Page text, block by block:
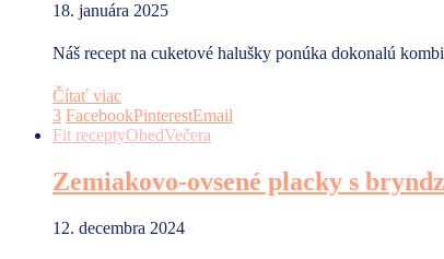
18. januára 2025
Náš recept na cuketové halušky ponúka dokonalú
Čítať viac
3 FacebookPinterestEmail
Fit receptyObedVečera
Zemiakovo-ovsené placky s
12. decembra 2024